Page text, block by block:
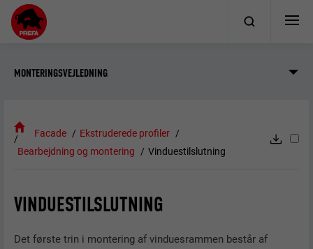
MONTERINGSVEJLEDNING
Facade
Ekstruderede profiler
Bearbejdning og montering
Vinduestilslutning
VINDUESTILSLUTNING
Det første trin i montering af vinduesrammen består af